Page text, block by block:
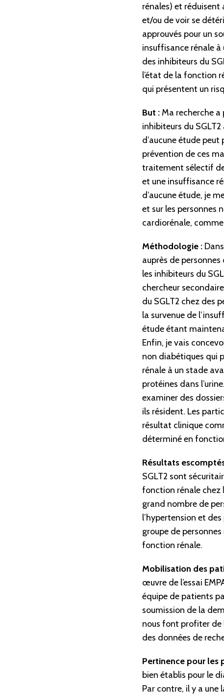
rénales) et
et/ou de voir se
approuvés pour un
insuffisance rénale à
des inhibiteurs du
l’état de la fonction
qui présentent un
But : Ma recherche a
inhibiteurs du
d’aucune étude
prévention de ces
traitement sélectif
et une insuffisance
d’aucune étude, je
et sur les personnes
cardiorénale,
Méthodologie :
auprès de
les inhibiteurs du
chercheur
du SGLT2 chez des
la survenue de
étude étant
Enfin, je vais
non diabétiques qui
rénale à un stade
protéines dans
examiner des
ils résident. Les
résultat clinique
déterminé en
Résultats
SGLT2 sont
fonction rénale chez
grand nombre de
l’hypertension et
groupe de
fonction rénale.
Mobilisation des
œuvre de l’essai
équipe de patients
soumission de la
nous font profiter de
des données de
Pertinence pour les
bien établis pour le
Par contre, il y a une